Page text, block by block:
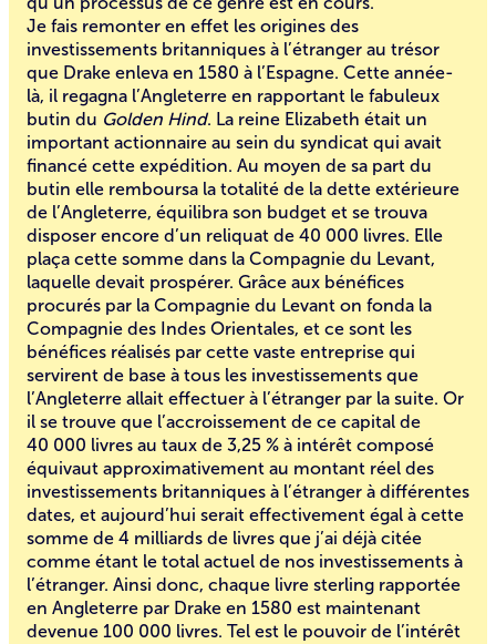
Je fais remonter en effet les origines des
investissements britanniques à l’étranger au trésor
que Drake enleva en 1580 à l’Espagne. Cette année-
là, il regagna l’Angleterre en rapportant le fabuleux
butin du Golden Hind. La reine Elizabeth était un
important actionnaire au sein du syndicat qui avait
financé cette expédition. Au moyen de sa part du
butin elle remboursa la totalité de la dette extérieure
de l’Angleterre, équilibra son budget et se trouva
disposer encore d’un reliquat de 40 000 livres. Elle
plaça cette somme dans la Compagnie du Levant,
laquelle devait prospérer. Grâce aux bénéfices
procurés par la Compagnie du Levant on fonda la
Compagnie des Indes Orientales, et ce sont les
bénéfices réalisés par cette vaste entreprise qui
servirent de base à tous les investissements que
l’Angleterre allait effectuer à l’étranger par la suite. Or
il se trouve que l’accroissement de ce capital de
40 000 livres au taux de 3,25 % à intérêt composé
équivaut approximativement au montant réel des
investissements britanniques à l’étranger à différentes
dates, et aujourd’hui serait effectivement égal à cette
somme de 4 milliards de livres que j’ai déjà citée
comme étant le total actuel de nos investissements à
l’étranger. Ainsi donc, chaque livre sterling rapportée
en Angleterre par Drake en 1580 est maintenant
devenue 100 000 livres. Tel est le pouvoir de l’intérêt